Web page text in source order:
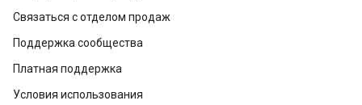
Связаться с отделом продаж
Поддержка сообщества
Платная поддержка
Условия использования